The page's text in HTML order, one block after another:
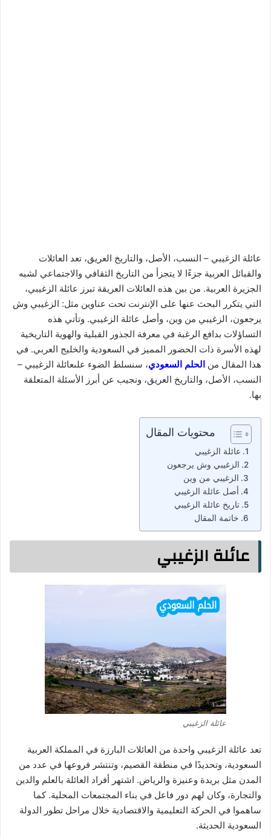
عائلة الزغيبي – النسب، الأصل، والتاريخ العريق، تعد العائلات
والقبائل العربية جزءًا لا يتجزأ من التاريخ الثقافي والاجتماعي لشبه
الجزيرة العربية. من بين هذه العائلات العريقة تبرز عائلة الزغيبي،
التي يتكرر البحث عنها على الإنترنت تحت عناوين مثل: الزغيبي وش
يرجعون، الزغيبي من وين، وأصل عائلة الزغيبي. وتأتي هذه
التساؤلات بدافع الرغبة في معرفة الجذور القبلية والهوية التاريخية
لهذه الأسرة ذات الحضور المميز في السعودية والخليج العربي. في
هذا المقال من الحلم السعودي، سنسلط الضوء علىعائلة الزغيبي –
النسب، الأصل، والتاريخ العريق، ونجيب عن أبرز الأسئلة المتعلقة
بها.
محتويات المقال
عائلة الزغيبي
الزغيبي وش يرجعون
الزغيبي من وين
أصل عائلة الزغيبي
تاريخ عائلة الزغيبي
خاتمة المقال
عائلة الزغيبي
عائلة الزغيبي
تعد عائلة الزغيبي واحدة من العائلات البارزة في المملكة العربية
السعودية، وتحديدًا في منطقة القصيم، وتنتشر فروعها في عدد من
المدن مثل بريدة وعنيزة والرياض. اشتهر أفراد العائلة بالعلم والدين
والتجارة، وكان لهم دور فاعل في بناء المجتمعات المحلية. كما
ساهموا في الحركة التعليمية والاقتصادية خلال مراحل تطور الدولة
السعودية الحديثة.